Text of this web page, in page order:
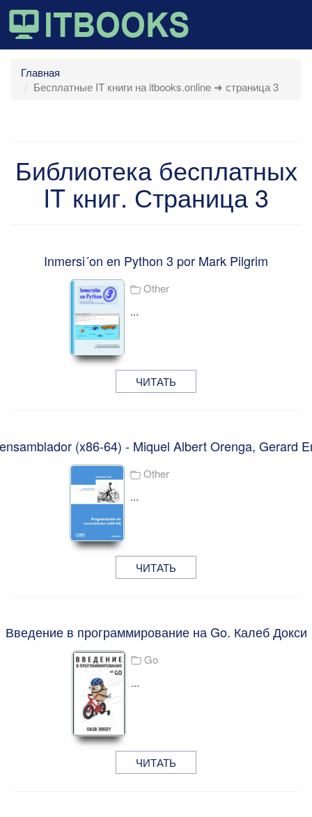
Главная
Бесплатные IT книги на itbooks.online ➜ страница 3
Библиотека бесплатных
IT книг. Страница 3
Inmersi´on en Python 3 por Mark Pilgrim
Other
...
ЧИТАТЬ
(x86-64) - Miquel Albert Orenga, Gerard
Other
...
ЧИТАТЬ
Введение в программирование на Go. Калеб Докси
Go
...
ЧИТАТЬ